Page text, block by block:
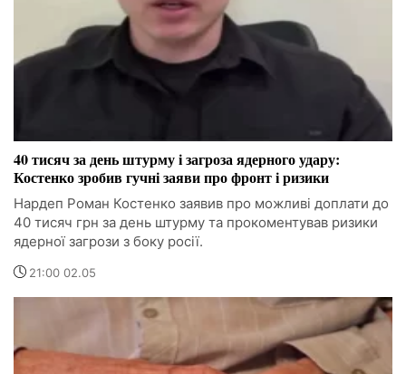
40 тисяч за день штурму і загроза ядерного удару:
Костенко зробив гучні заяви про фронт і ризики
Нардеп Роман Костенко заявив про можливі доплати до
40 тисяч грн за день штурму та прокоментував ризики
ядерної загрози з боку росії.
21:00 02.05